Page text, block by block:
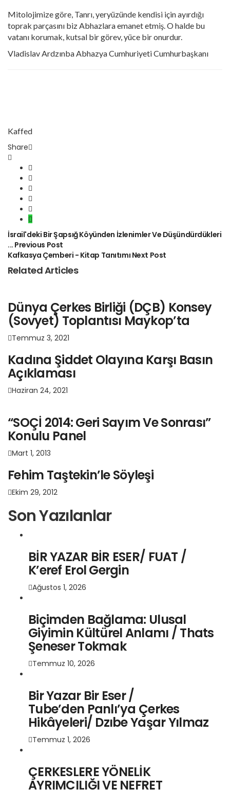
Mitolojimize göre, Tanrı, yeryüzünde kendisi için ayırdığı
toprak parçasını biz Abhazlara emanet etmiş. O halde bu
vatanı korumak, kutsal bir görev, yüce bir onurdur.
Vladislav Ardzınba Abhazya Cumhuriyeti Cumhurbaşkanı
Kaffed
Share
İsrail'deki Bir Şapsığ Köyünden İzlenimler Ve Düşündürdükleri
... Previous Post
Kafkasya Çemberi - Kitap Tanıtımı Next Post
Related Articles
Dünya Çerkes Birliği (DÇB) Konsey
(Sovyet) Toplantısı Maykop’ta
Temmuz 3, 2021
Kadına Şiddet Olayına Karşı Basın
Açıklaması
Haziran 24, 2021
“SOÇİ 2014: Geri Sayım Ve Sonrası”
Konulu Panel
Mart 1, 2013
Fehim Taştekin’le Söyleşi
Ekim 29, 2012
Son Yazılanlar
BİR YAZAR BİR ESER/ FUAT /
K’eref Erol Gergin
Ağustos 1, 2026
Biçimden Bağlama: Ulusal
Giyimin Kültürel Anlamı / Thats
Şeneser Tokmak
Temmuz 10, 2026
Bir Yazar Bir Eser /
Tube’den Panlı’ya Çerkes
Hikâyeleri/ Dzıbe Yaşar Yılmaz
Temmuz 1, 2026
ÇERKESLERE YÖNELİK
AYRIMCILIĞI VE NEFRET